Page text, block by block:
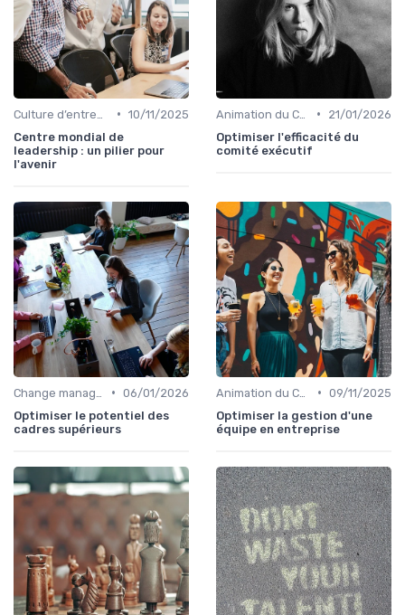
• 10/11/2025
Centre mondial de
leadership : un pilier pour
l'avenir
•
21/01/2026
Optimiser l'efficacité du
comité exécutif
• 06/01/2026
Optimiser le potentiel des
cadres supérieurs
• 09/11/2025
Optimiser la gestion d'une
équipe en entreprise